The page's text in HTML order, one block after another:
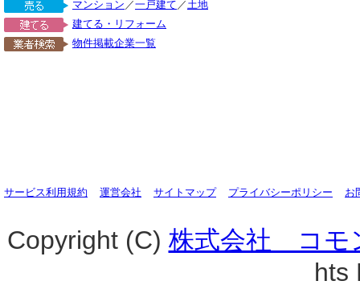
マンション ／一戸建て ／土地
建てる・リフォーム
物件掲載企業一覧
サービス利用規約 運営会社 サイトマップ プライバシーポリシー お
Copyright (C) 株式会社 コモ
hts